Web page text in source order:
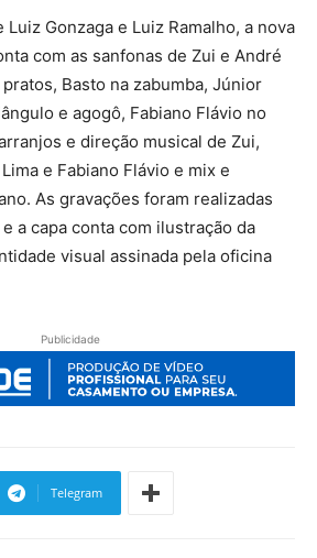
Gonzaga e Luiz Ramalho, a nova
com as sanfonas de Zui e André
Basto na zabumba, Júnior
e agogô, Fabiano Flávio no
e direção musical de Zui,
e Fabiano Flávio e mix e
As gravações foram realizadas
a capa conta com ilustração da
visual assinada pela oficina
Publicidade
Telegram